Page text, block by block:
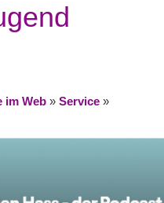
im Web » Service »